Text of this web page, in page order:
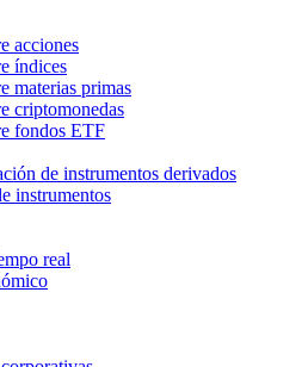
acciones
índices
materias primas
criptomonedas
fondos ETF
de instrumentos derivados
instrumentos
real